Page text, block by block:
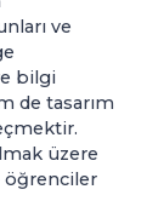
ve
bilgi
de tasarım
üzere
öğrenciler